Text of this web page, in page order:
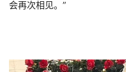
会再次相见。”